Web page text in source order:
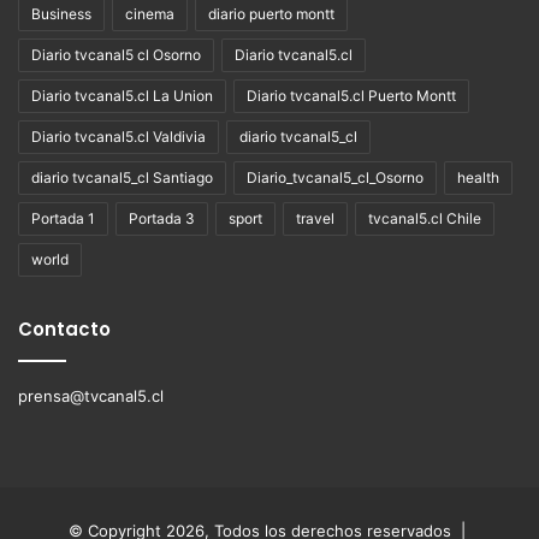
Business cinema diario puerto montt
Diario tvcanal5 cl Osorno Diario tvcanal5.cl
Diario tvcanal5.cl La Union Diario tvcanal5.cl Puerto Montt
Diario tvcanal5.cl Valdivia diario tvcanal5_cl
diario tvcanal5_cl Santiago Diario_tvcanal5_cl_Osorno health
Portada 1 Portada 3 sport travel tvcanal5.cl Chile
world
Contacto
prensa@tvcanal5.cl
© Copyright 2026, Todos los derechos reservados |